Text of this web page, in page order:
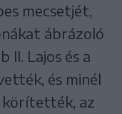
mecsetjét,
ábrázoló
II. Lajos és a
és minél
körítették, az